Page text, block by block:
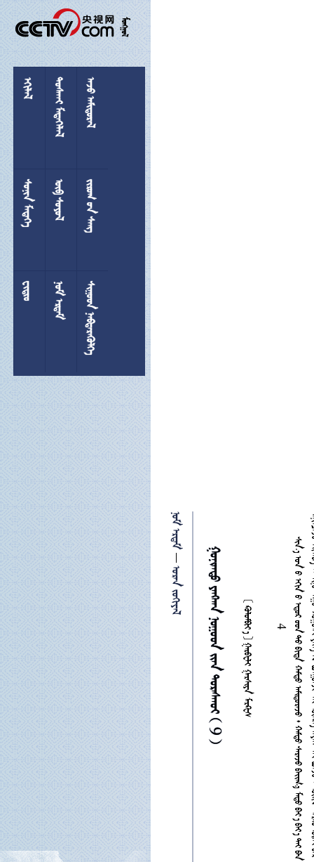

 

 
 
 
 
  
 
 

        9       
















































































































































































































































































































































































































































































































































































